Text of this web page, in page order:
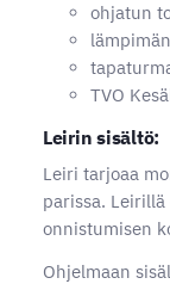
ohjatun
TVO
Leirin sisältö:
Leiri tarjoaa
parissa.
onnistumisen
Ohjelmaan